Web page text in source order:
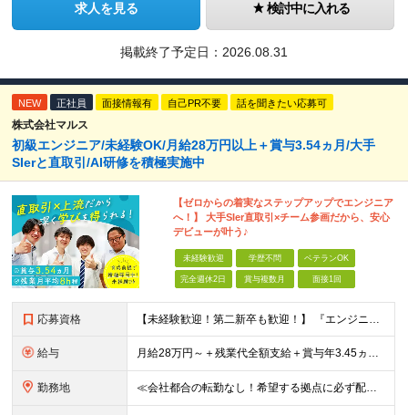
求人を見る 検討中に入れる
掲載終了予定日： 2026.08.31
NEW 正社員 面接情報有 自己PR不要 話を聞きたい応募可
株式会社マルス
初級エンジニア/未経験OK/月給28万円以上＋賞与3.54ヵ月/大手
SIerと直取引/AI研修を積極実施中
【ゼロからの着実なステップアップでエンジニア
へ！】 大手SIer直取引×チーム参画だから、安心
デビューが叶う♪
未経験歓迎 学歴不問 ベテランOK
完全週休2日 賞与複数月 面接1回
応募資格 【未経験歓迎！第二新卒も歓迎！】 『エンジニアになりたい』意欲があれば歓迎です！ 以下のような方も尚歓迎です！ ・学生時代に情報系の学部で学んでいた方 ・ITスクールや独学でプログラミングを学んだこ
給与 月給28万円～＋残業代全額支給＋賞与年3.45ヵ月(東京) 月給25万円～＋残業代全額支給＋賞与年3.45ヵ月(新潟・長岡) 入社時想定年収： 392万円～ (東京) 350万円～ (新潟・長岡)
勤務地 ≪会社都合の転勤なし！希望する拠点に必ず配属します。新潟Uターン・Iターン大歓迎！≫ 首都圏(東京、神奈川、千葉、埼玉)または新潟市、長岡市周辺のお客様先または各拠点での勤務となります。 ■東京支社